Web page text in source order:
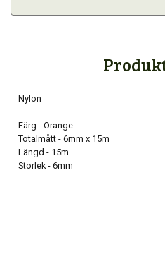
Nylon
Färg - Orange
Totalmått - 6mm x 15m
Längd - 15m
Storlek - 6mm